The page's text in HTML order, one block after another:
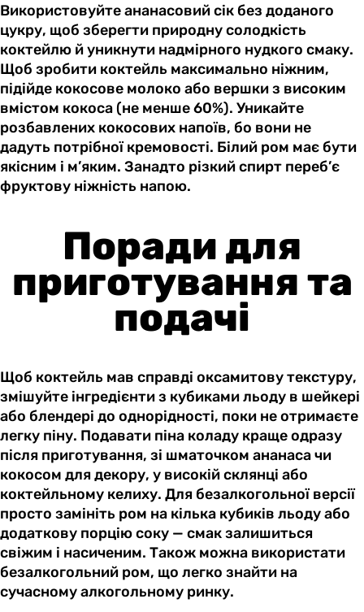
Використовуйте ананасовий сік без доданого
цукру, щоб зберегти природну солодкість
коктейлю й уникнути надмірного нудкого смаку.
Щоб зробити коктейль максимально ніжним,
підійде кокосове молоко або вершки з високим
вмістом кокоса (не менше 60%). Уникайте
розбавлених кокосових напоїв, бо вони не
дадуть потрібної кремовості. Білий ром має бути
якісним і м’яким. Занадто різкий спирт переб’є
фруктову ніжність напою.
Поради для
приготування та
подачі
Щоб коктейль мав справді оксамитову текстуру,
змішуйте інгредієнти з кубиками льоду в шейкері
або блендері до однорідності, поки не отримаєте
легку піну. Подавати піна коладу краще одразу
після приготування, зі шматочком ананаса чи
кокосом для декору, у високій склянці або
коктейльному келиху. Для безалкогольної версії
просто замініть ром на кілька кубиків льоду або
додаткову порцію соку — смак залишиться
свіжим і насиченим. Також можна використати
безалкогольний ром, що легко знайти на
сучасному алкогольному ринку.